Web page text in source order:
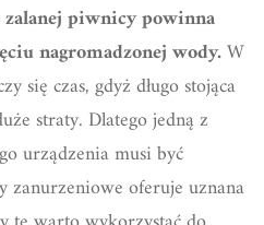
piwnicy powinna
nagromadzonej wody.W
się czas, gdyż długo stojąca
straty. Dlatego jedną z
urządzenia musi być
zanurzeniowe oferuje uznana